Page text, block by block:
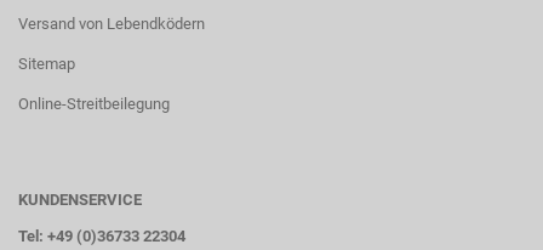
Versand von Lebendködern
Sitemap
Online-Streitbeilegung
KUNDENSERVICE
Tel: +49 (0)36733 22304